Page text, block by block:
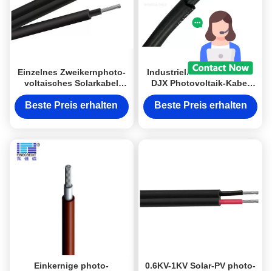
Einzelnes Zweikernphoto-
voltaisches Solarkabel
4mm H1Z2Z2-K für
Kraftwerk
Beste Preis erhalten
Industrielles 600V - 1000V
DJX Photovoltaik-Kabel
H1z2z2-K für Solarmodule
Beste Preis erhalten
Einkernige photo-
0.6KV-1KV Solar-PV photo-